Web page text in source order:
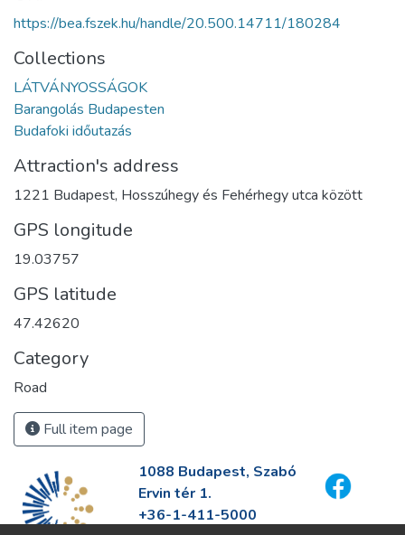
https://bea.fszek.hu/handle/20.500.14711/180284
Collections
LÁTVÁNYOSSÁGOK
Barangolás Budapesten
Budafoki időutazás
Attraction's address
1221 Budapest, Hosszúhegy és Fehérhegy utca között
GPS longitude
19.03757
GPS latitude
47.42620
Category
Road
Full item page
1088 Budapest, Szabó
Ervin tér 1.
+36-1-411-5000